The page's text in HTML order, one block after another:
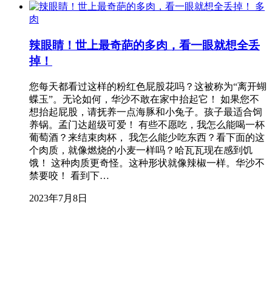
多
肉
辣眼睛！世上最奇葩的多肉，看一眼就想全丢
掉！
您每天都看过这样的粉红色屁股花吗？这被称为“离开蝴
蝶玉”。无论如何，华沙不敢在家中抬起它！ 如果您不
想抬起屁股，请抚养一点海豚和小兔子。孩子最适合饲
养锅。孟门达超级可爱！ 有些不愿吃，我怎么能喝一杯
葡萄酒？来结束肉杯， 我怎么能少吃东西？看下面的这
个肉质，就像燃烧的小麦一样吗？哈瓦瓦现在感到饥
饿！ 这种肉质更奇怪。这种形状就像辣椒一样。华沙不
禁要咬！ 看到下…
2023年7月8日